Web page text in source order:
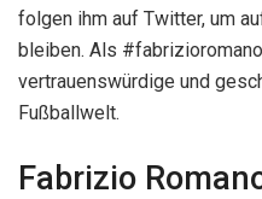
folgen ihm auf Twitter, um
bleiben. Als
vertrauenswürdige und
Fußballwelt.
Fabrizio